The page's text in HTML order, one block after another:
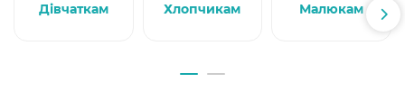
Дівчаткам Хлопчикам Малюкам